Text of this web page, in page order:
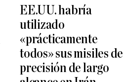
EE.UU. habría
utilizado
«prácticamente
todos» sus misiles de
precisión de largo